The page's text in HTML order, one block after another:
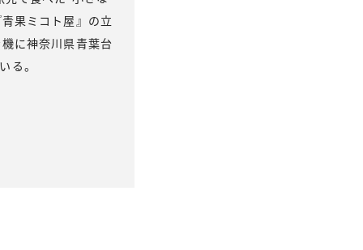
果ミコト屋』の立
に神奈川県青葉台
る。